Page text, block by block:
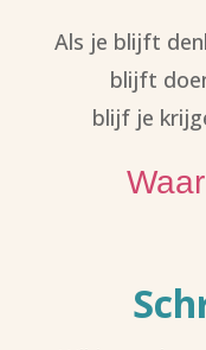
Als je blijft
blijft
blijf je